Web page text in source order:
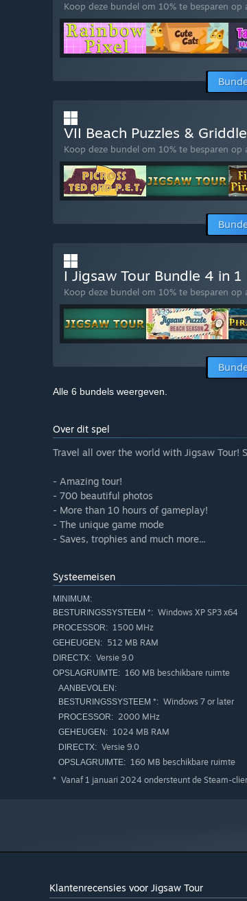
Koop deze bundel om 10% te besparen op
VII Beach Puzzles &
Koop deze bundel om 10% te besparen op
I Jigsaw Tour Bundle 4 in 1
Koop deze bundel om 10% te besparen op
Alle 6 bundels weergeven.
Over dit spel
Travel all over the world with Jigsaw Tour!
- Amazing tour!
- 700 beautiful photos
- More than 10 hours of gameplay!
- The unique game mode
- Saves, trophies and much more...
Systeemeisen
MINIMUM:
BESTURINGSSYSTEEM *: Windows XP SP3 x64
PROCESSOR: 1500 MHz
GEHEUGEN: 512 MB RAM
DIRECTX: Versie 9.0
OPSLAGRUIMTE: 160 MB beschikbare ruimte
AANBEVOLEN:
BESTURINGSSYSTEEM *: Windows 7 or later
PROCESSOR: 2000 MHz
GEHEUGEN: 1024 MB RAM
DIRECTX: Versie 9.0
OPSLAGRUIMTE: 160 MB beschikbare ruimte
* Vanaf 1 januari 2024 ondersteunt de Steam-
Klantenrecensies voor Jigsaw Tour